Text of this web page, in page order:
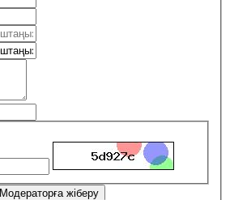
Модераторға жіберу